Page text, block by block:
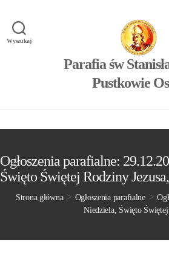
Wyszukaj
Parafia św
Pustkowie
Ogłoszenia parafialne:
Święto Świętej Rodziny
Strona główna> Ogłoszenia parafialne>
Niedziela, Święto